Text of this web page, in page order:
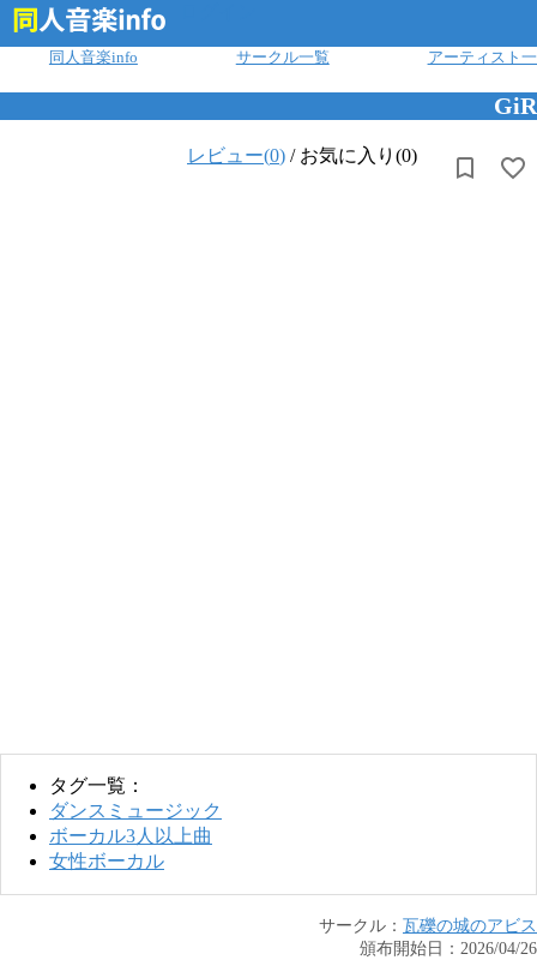
同人音楽info サークル一覧 アーティスト
レビュー(0) / お気に入り(0)
タグ一覧：
ダンスミュージック
ボーカル3人以上曲
女性ボーカル
サークル： 瓦礫の城のアビス
頒布開始日： 2026/04/26